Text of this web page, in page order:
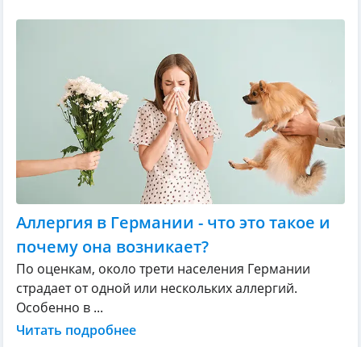
Аллергия в Германии - что это такое и
почему она возникает?
По оценкам, около трети населения Германии
страдает от одной или нескольких аллергий.
Особенно в ...
Читать подробнее